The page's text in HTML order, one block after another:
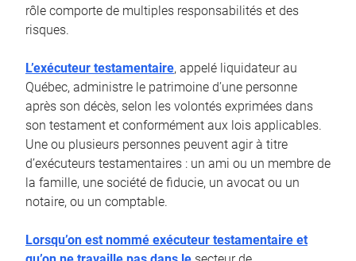
rôle comporte de multiples responsabilités et des
risques.
L’exécuteur testamentaire, appelé liquidateur au
Québec, administre le patrimoine d’une personne
après son décès, selon les volontés exprimées dans
son testament et conformément aux lois applicables.
Une ou plusieurs personnes peuvent agir à titre
d’exécuteurs testamentaires : un ami ou un membre de
la famille, une société de fiducie, un avocat ou un
notaire, ou un comptable.
Lorsqu’on est nommé exécuteur testamentaire et